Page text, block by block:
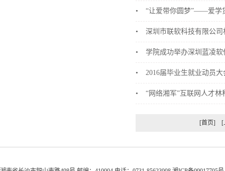
• “让爱带你圆梦”――爱学
• 深圳市联软科技有限公
• 学院成功举办深圳蓝凌
• 2016届毕业生就业动员
• “网络湘军”互联网人才林
[首页]